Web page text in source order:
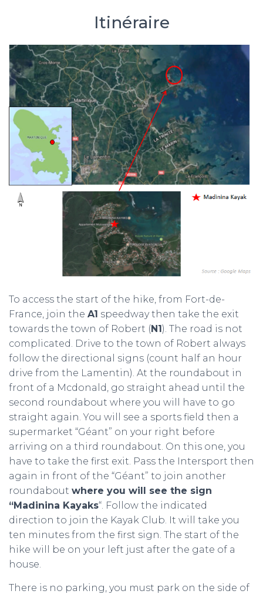
Itinéraire
To access the start of the hike, from Fort-de-
France, join the A1 speedway then take the exit
towards the town of Robert (N1). The road is not
complicated. Drive to the town of Robert always
follow the directional signs (count half an hour
drive from the Lamentin). At the roundabout in
front of a Mcdonald, go straight ahead until the
second roundabout where you will have to go
straight again. You will see a sports field then a
supermarket “Géant” on your right before
arriving on a third roundabout. On this one, you
have to take the first exit. Pass the Intersport then
again in front of the “Géant” to join another
roundabout where you will see the sign
“Madinina Kayaks“. Follow the indicated
direction to join the Kayak Club. It will take you
ten minutes from the first sign. The start of the
hike will be on your left just after the gate of a
house.
There is no parking, you must park on the side of